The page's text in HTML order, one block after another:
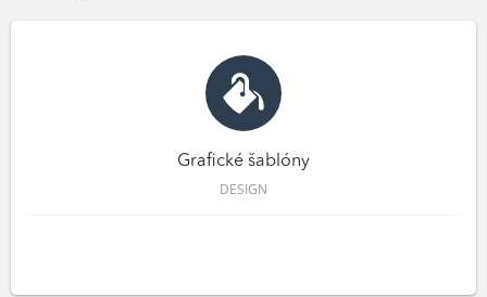
Grafické šablóny
DESIGN